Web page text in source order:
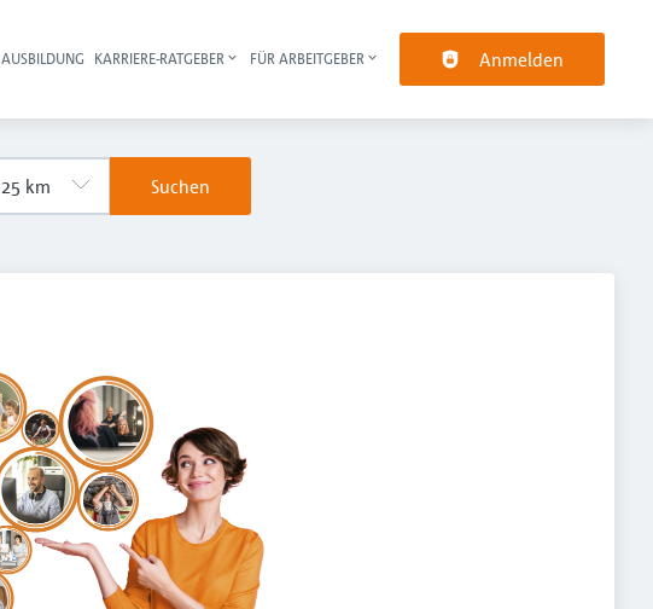
Haupt-Navigation
AUSBILDUNG KARRIERE-RATGEBER FÜR ARBEITGEBER Anmelden
Suchen